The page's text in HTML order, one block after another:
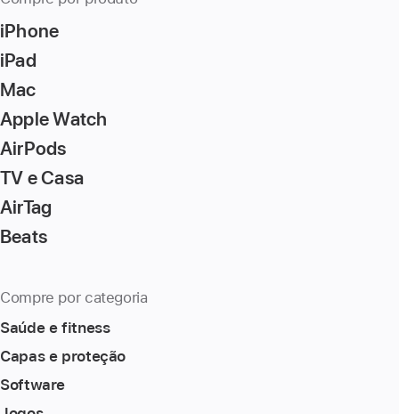
iPhone
iPad
Mac
Apple Watch
AirPods
TV e Casa
AirTag
Beats
Compre por categoria
Saúde e fitness
Capas e proteção
Software